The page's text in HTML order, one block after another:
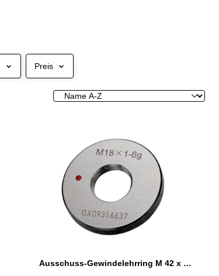
Preis
Ausschuss-Gewindelehrring M 42 x 2 - 6g DIN 13